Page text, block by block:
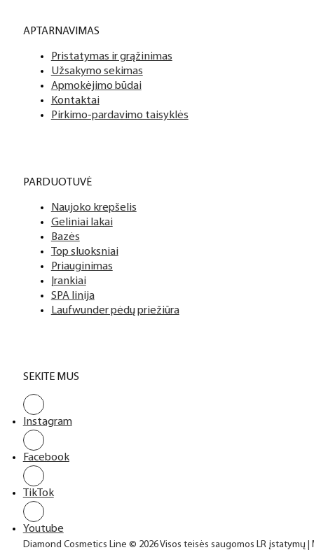
APTARNAVIMAS
Pristatymas ir grąžinimas
Užsakymo sekimas
Apmokėjimo būdai
Kontaktai
Pirkimo-pardavimo taisyklės
PARDUOTUVĖ
Naujoko krepšelis
Geliniai lakai
Bazės
Top sluoksniai
Priauginimas
Įrankiai
SPA linija
Laufwunder pėdų priežiūra
SEKITE MUS
Instagram
Facebook
TikTok
Youtube
Diamond Cosmetics Line © 2026 Visos teisės saugomos LR įstatymų